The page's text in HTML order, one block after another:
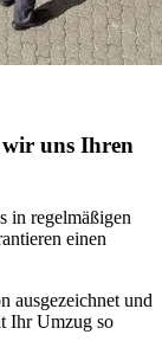
uns Ihren
in regelmäßigen
einen
ausgezeichnet und
Ihr Umzug so